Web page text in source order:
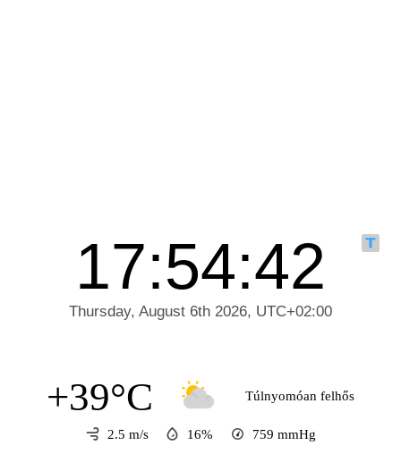
+39°C Túlnyomóan felhős
2.5 m/s 16% 759 mmHg